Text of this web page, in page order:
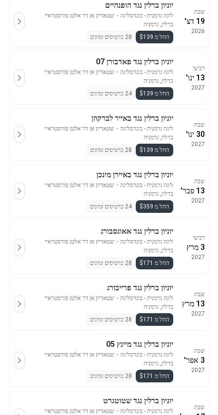
שבת
19 דצ'
2026
יוניון ברלין נגד הופנהיים
ליגה גרמנית - בונדסליגה ・ שטאדיון אן דר אלטן פורסטראיי
ברלין, גרמניה
החל מ $139
28 כרטיסים זמינים
רביעי
13 ינו'
2027
יוניון ברלין נגד פאדבורן 07
ליגה גרמנית - בונדסליגה ・ שטאדיון אן דר אלטן פורסטראיי
ברלין, גרמניה
החל מ $139
24 כרטיסים זמינים
שבת
30 ינו'
2027
יוניון ברלין נגד באייר לברקוזן
ליגה גרמנית - בונדסליגה ・ שטאדיון אן דר אלטן פורסטראיי
ברלין, גרמניה
החל מ $139
28 כרטיסים זמינים
שבת
13 פבר'
2027
יוניון ברלין נגד באיירן מינכן
ליגה גרמנית - בונדסליגה ・ שטאדיון אן דר אלטן פורסטראיי
ברלין, גרמניה
החל מ $359
24 כרטיסים זמינים
רביעי
3 מרץ
2027
יוניון ברלין נגד אאוגסבורג
ליגה גרמנית - בונדסליגה ・ שטאדיון אן דר אלטן פורסטראיי
ברלין, גרמניה
החל מ $171
28 כרטיסים זמינים
שבת
13 מרץ
2027
יוניון ברלין נגד פרייבורג
ליגה גרמנית - בונדסליגה ・ שטאדיון אן דר אלטן פורסטראיי
ברלין, גרמניה
החל מ $171
28 כרטיסים זמינים
שבת
3 אפר'
2027
יוניון ברלין נגד מיינץ 05
ליגה גרמנית - בונדסליגה ・ שטאדיון אן דר אלטן פורסטראיי
ברלין, גרמניה
החל מ $171
28 כרטיסים זמינים
שבת
יוניון ברלין נגד שטוטגרט
ליגה גרמנית - בונדסליגה ・ שטאדיון אן דר אלטן פורסטראיי